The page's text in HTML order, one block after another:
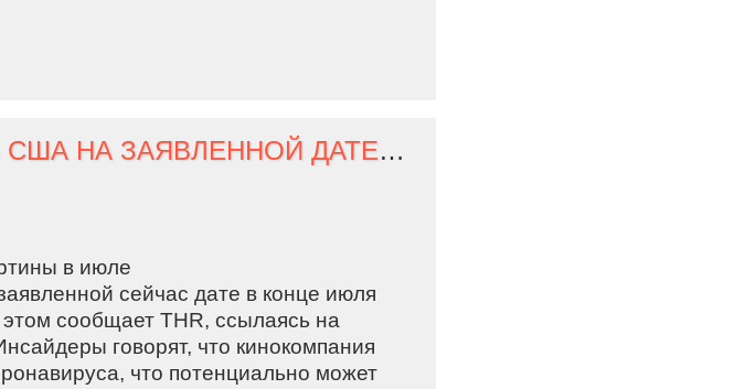
ВЫПУСК ФИЛЬМА «МУЛАН» В США НА ЗАЯВЛЕННОЙ ДАТЕ МОЖЕТ НЕ СОСТОЯТЬСЯ
в июле
сейчас дате в конце июля
сообщает THR, ссылаясь на
говорят, что кинокомпания
что потенциально может